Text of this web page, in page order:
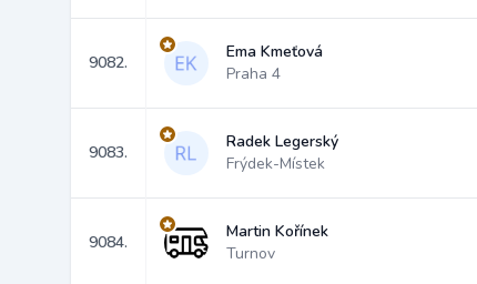
9082.
Ema Kmeťová
Praha 4
9083.
Radek Legerský
Frýdek-Místek
9084.
Martin Kořínek
Turnov